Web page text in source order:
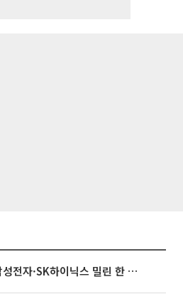
[베스트&워스트] 삼성전자·SK하이닉스 밀린 한 주…상상인증권은 85% 급등